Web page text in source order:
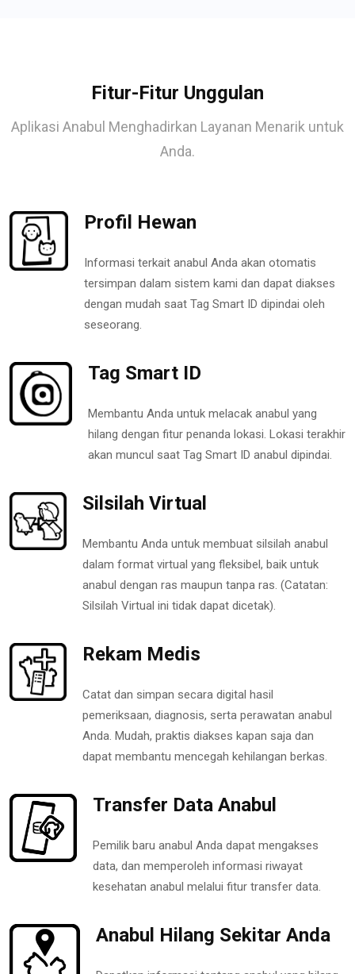
Fitur-Fitur Unggulan
Aplikasi Anabul Menghadirkan Layanan Menarik untuk
Anda.
Profil Hewan
Informasi terkait anabul Anda akan otomatis
tersimpan dalam sistem kami dan dapat diakses
dengan mudah saat Tag Smart ID dipindai oleh
seseorang.
Tag Smart ID
Membantu Anda untuk melacak anabul yang
hilang dengan fitur penanda lokasi. Lokasi terakhir
akan muncul saat Tag Smart ID anabul dipindai.
Silsilah Virtual
Membantu Anda untuk membuat silsilah anabul
dalam format virtual yang fleksibel, baik untuk
anabul dengan ras maupun tanpa ras. (Catatan:
Silsilah Virtual ini tidak dapat dicetak).
Rekam Medis
Catat dan simpan secara digital hasil
pemeriksaan, diagnosis, serta perawatan anabul
Anda. Mudah, praktis diakses kapan saja dan
dapat membantu mencegah kehilangan berkas.
Transfer Data Anabul
Pemilik baru anabul Anda dapat mengakses
data, dan memperoleh informasi riwayat
kesehatan anabul melalui fitur transfer data.
Anabul Hilang Sekitar Anda